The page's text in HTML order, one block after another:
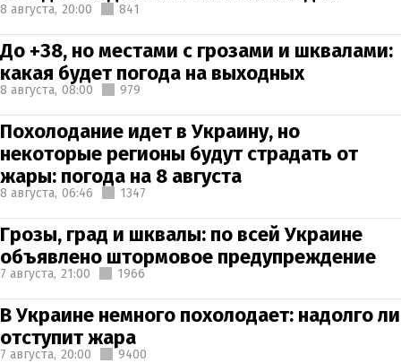
8 августа, 20:00 841
До +38, но местами с грозами и шквалами:
какая будет погода на выходных
8 августа, 08:00 979
Похолодание идет в Украину, но
некоторые регионы будут страдать от
жары: погода на 8 августа
8 августа, 06:46 1347
Грозы, град и шквалы: по всей Украине
объявлено штормовое предупреждение
7 августа, 21:00 1966
В Украине немного похолодает: надолго ли
отступит жара
7 августа, 20:00 9400